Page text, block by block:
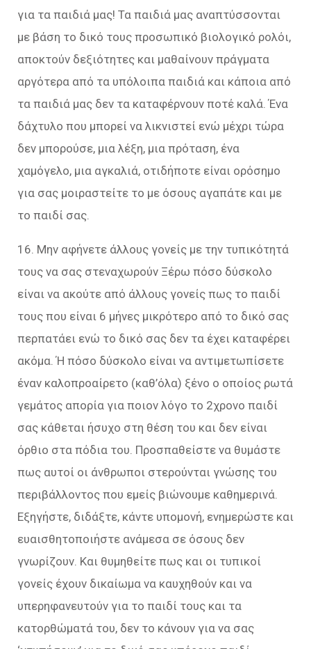
για τα παιδιά μας! Τα παιδιά μας αναπτύσσονται
με βάση το δικό τους προσωπικό βιολογικό ρολόι,
αποκτούν δεξιότητες και μαθαίνουν πράγματα
αργότερα από τα υπόλοιπα παιδιά και κάποια από
τα παιδιά μας δεν τα καταφέρνουν ποτέ καλά. Ένα
δάχτυλο που μπορεί να λικνιστεί ενώ μέχρι τώρα
δεν μπορούσε, μια λέξη, μια πρόταση, ένα
χαμόγελο, μια αγκαλιά, οτιδήποτε είναι ορόσημο
για σας μοιραστείτε το με όσους αγαπάτε και με
το παιδί σας.
16. Μην αφήνετε άλλους γονείς με την τυπικότητά
τους να σας στεναχωρούν Ξέρω πόσο δύσκολο
είναι να ακούτε από άλλους γονείς πως το παιδί
τους που είναι 6 μήνες μικρότερο από το δικό σας
περπατάει ενώ το δικό σας δεν τα έχει καταφέρει
ακόμα. Ή πόσο δύσκολο είναι να αντιμετωπίσετε
έναν καλοπροαίρετο (καθ’όλα) ξένο ο οποίος ρωτά
γεμάτος απορία για ποιον λόγο το 2χρονο παιδί
σας κάθεται ήσυχο στη θέση του και δεν είναι
όρθιο στα πόδια του. Προσπαθείστε να θυμάστε
πως αυτοί οι άνθρωποι στερούνται γνώσης του
περιβάλλοντος που εμείς βιώνουμε καθημερινά.
Εξηγήστε, διδάξτε, κάντε υπομονή, ενημερώστε και
ευαισθητοποιήστε ανάμεσα σε όσους δεν
γνωρίζουν. Και θυμηθείτε πως και οι τυπικοί
γονείς έχουν δικαίωμα να καυχηθούν και να
υπερηφανευτούν για το παιδί τους και τα
κατορθώματά του, δεν το κάνουν για να σας